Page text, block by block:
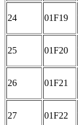
24 01F19
25 01F20
26 01F21
27 01F22